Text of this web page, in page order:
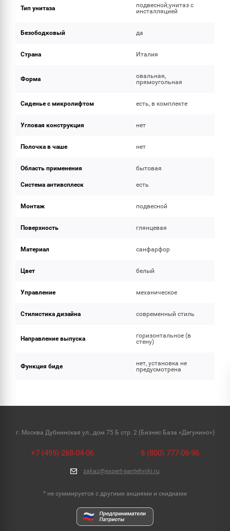
Тип унитаза
подвесной;унитаз с
инсталляцией
Безободковый да
Страна Италия
Форма
овальная,
прямоугольная
Сиденье с микролифтом есть, в комплекте
Угловая конструкция нет
Полочка в чаше нет
Область применения бытовая
Система антивсплеск есть
Монтаж подвесной
Поверхность глянцевая
Материал санфарфор
Цвет белый
Управление механическое
Стилистика дизайна современный стиль
Направление выпуска
горизонтальное (в
стену)
Функция биде
нет, установка не
предусмотрена
г. Москва Дубнинская ул., дом 75 Б стр. 2 (Бизнес База «Дегунино»)
+7 (495) 268-04-06 8 (800) 777-08-96
zakaz@expert-santehniki.ru
* не суммируется с другими акциями и скидками